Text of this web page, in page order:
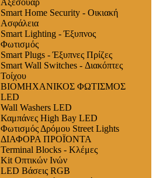
Αξεσουάρ
Smart Home Security - Οικιακή
Ασφάλεια
Smart Lighting - Έξυπνος
Φωτισμός
Smart Plugs - Έξυπνες Πρίζες
Smart Wall Switches - Διακόπτες
Τοίχου
ΒΙΟΜΗΧΑΝΙΚΟΣ ΦΩΤΙΣΜΟΣ
LED
Wall Washers LED
Καμπάνες High Bay LED
Φωτισμός Δρόμου Street Lights
ΔΙΑΦΟΡΑ ΠΡΟΪΟΝΤΑ
Terminal Blocks - Κλέμες
Kit Οπτικών Ινών
LED Βάσεις RGB